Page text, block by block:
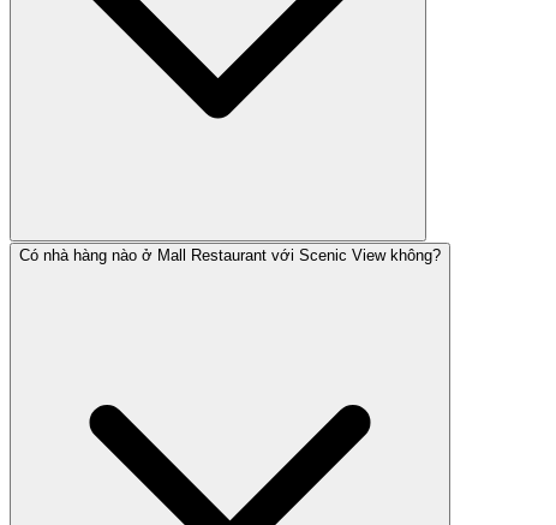
Có nhà hàng nào ở Mall Restaurant với Scenic View không?